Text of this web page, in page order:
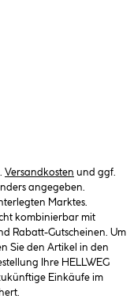
Versandkosten und ggf.
angegeben.
Marktes.
kombinierbar mit
Rabatt-Gutscheinen. Um
Sie den Artikel in den
Ihre HELLWEG
Einkäufe im